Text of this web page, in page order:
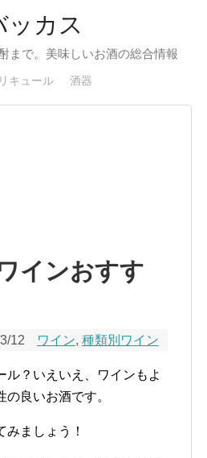
まで。美味しいお酒の総合情報
リキュール 酒器
インおすす
12 ワイン, 種類別ワイン
？いえいえ、ワインもよ
良いお酒です。
ましょう！